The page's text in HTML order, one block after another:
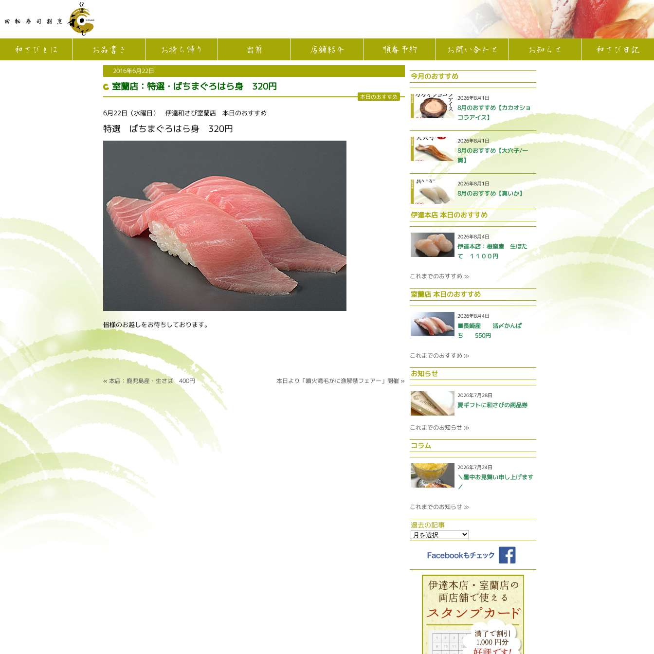
和さびとは お品書き お持ち帰り 出前 店舗紹介 順番予約 お問い合わせ お知らせ 和さび日記
2016年6月22日
室蘭店：特選・ばちまぐろはら身 320円
本日のおすすめ
6月22日（水曜日） 伊達和さび室蘭店 本日のおすすめ
特選 ばちまぐろはら身 320円
皆様のお越しをお待ちしております。
« 本店：鹿児島産・生さば 400円 本日より「噴火湾毛がに漁解禁フェアー」開催 »
今月のおすすめ
2026年8月1日
8月のおすすめ【カカオショ
コラアイス】
2026年8月1日
8月のおすすめ【大穴子/一
貫】
2026年8月1日
8月のおすすめ【真いか】
伊達本店 本日のおすすめ
2026年8月4日
伊達本店：根室産 生ほた
て １１００円
これまでのおすすめ ≫
室蘭店 本日のおすすめ
2026年8月4日
■長崎産 活〆かんぱ
ち 550円
これまでのおすすめ ≫
お知らせ
2026年7月28日
夏ギフトに和さびの商品券
これまでのお知らせ ≫
コラム
2026年7月24日
＼暑中お見舞い申し上げます
／
これまでのお知らせ ≫
過去の記事